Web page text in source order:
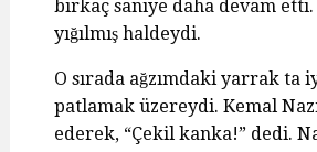
birkaç saniye daha devam
yığılmış haldeydi.
O sırada ağzımdaki yarrak ta
patlamak üzereydi. Kemal
ederek, “Çekil kanka!” dedi.